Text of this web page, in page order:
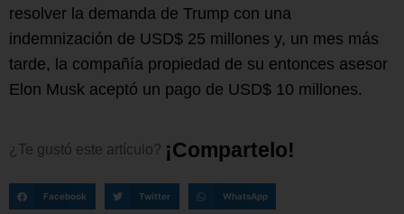
resolver la demanda de Trump con una
indemnización de USD$ 25 millones y, un mes más
tarde, la compañía propiedad de su entonces asesor
Elon Musk aceptó un pago de USD$ 10 millones.
¿Te gustó este artículo? ¡Compartelo!
Facebook Twitter WhatsApp